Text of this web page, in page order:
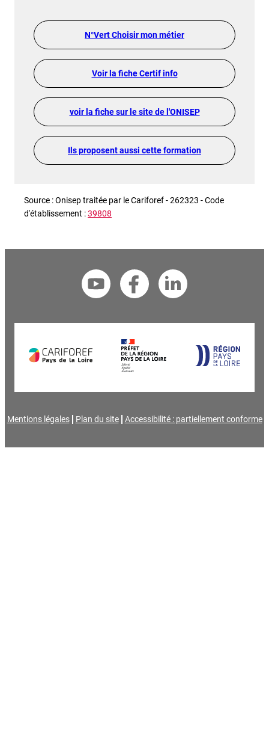
N°Vert Choisir mon métier
Voir la fiche Certif info
voir la fiche sur le site de l'ONISEP
Ils proposent aussi cette formation
Source : Onisep traitée par le Cariforef - 262323 - Code
d'établissement :39808
Mentions légales Plan du site Accessibilité : partiellement conforme